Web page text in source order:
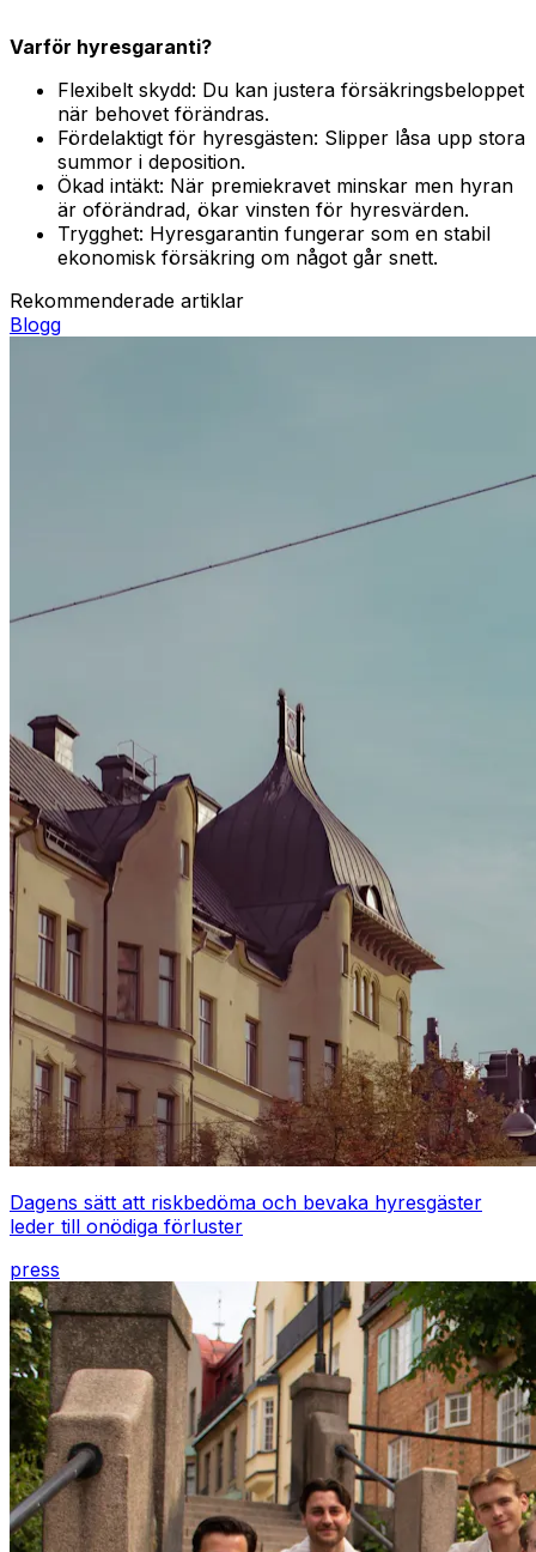
Varför hyresgaranti?
Flexibelt skydd: Du kan justera försäkringsbeloppet
när behovet förändras.
Fördelaktigt för hyresgästen: Slipper låsa upp stora
summor i deposition.
Ökad intäkt: När premiekravet minskar men hyran
är oförändrad, ökar vinsten för hyresvärden.
Trygghet: Hyresgarantin fungerar som en stabil
ekonomisk försäkring om något går snett.
Rekommenderade artiklar
Blogg
Dagens sätt att riskbedöma och bevaka hyresgäster
leder till onödiga förluster
press